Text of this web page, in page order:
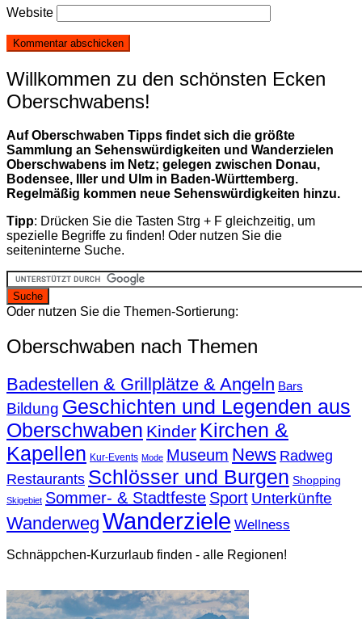
Website
Willkommen zu den schönsten Ecken
Oberschwabens!
Auf Oberschwaben Tipps findet sich die größte
Sammlung an Sehenswürdigkeiten und Wanderzielen
Oberschwabens im Netz; gelegen zwischen Donau,
Bodensee, Iller und Ulm in Baden-Württemberg.
Regelmäßig kommen neue Sehenswürdigkeiten hinzu.
Tipp: Drücken Sie die Tasten Strg + F gleichzeitig, um
spezielle Begriffe zu finden! Oder nutzen Sie die
seiteninterne Suche.
Oder nutzen Sie die Themen-Sortierung:
Oberschwaben nach Themen
Badestellen & Grillplätze & Angeln Bars
Bildung Geschichten und Legenden aus
Oberschwaben Kinder Kirchen &
Kapellen Kur-Events Mode Museum News Radweg
Restaurants Schlösser und Burgen Shopping
Skigebiet Sommer- & Stadtfeste Sport Unterkünfte
Wanderweg Wanderziele Wellness
Schnäppchen-Kurzurlaub finden - alle Regionen!